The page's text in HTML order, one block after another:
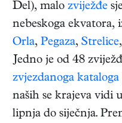
Del), malo zviježđe
nebeskoga ekvatora,
Orla, Pegaza, Strelice,
Jedno je od 48
zvjezdanoga kataloga
naših se krajeva vidi
lipnja do siječnja.